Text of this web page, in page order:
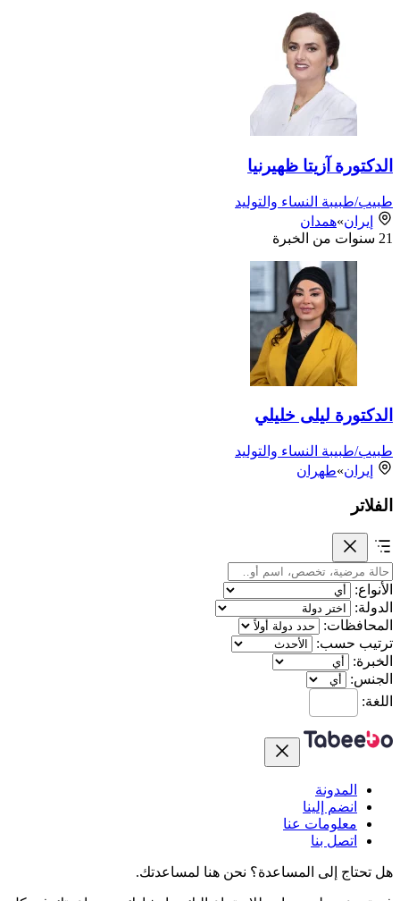
الدكتورة آزيتا ظهيرنيا
طبيب/طبيبة النساء والتوليد
إيران»همدان
21 سنوات من الخبرة
الدكتورة ليلى خليلي
طبيب/طبيبة النساء والتوليد
إيران»طهران
الفلاتر
الأنواع:
الدولة:
المحافظات:
ترتيب حسب:
الخبرة:
الجنس:
اللغة:
المدونة
انضم إلينا
معلومات عنا
اتصل بنا
هل تحتاج إلى المساعدة؟ نحن هنا لمساعدتك.